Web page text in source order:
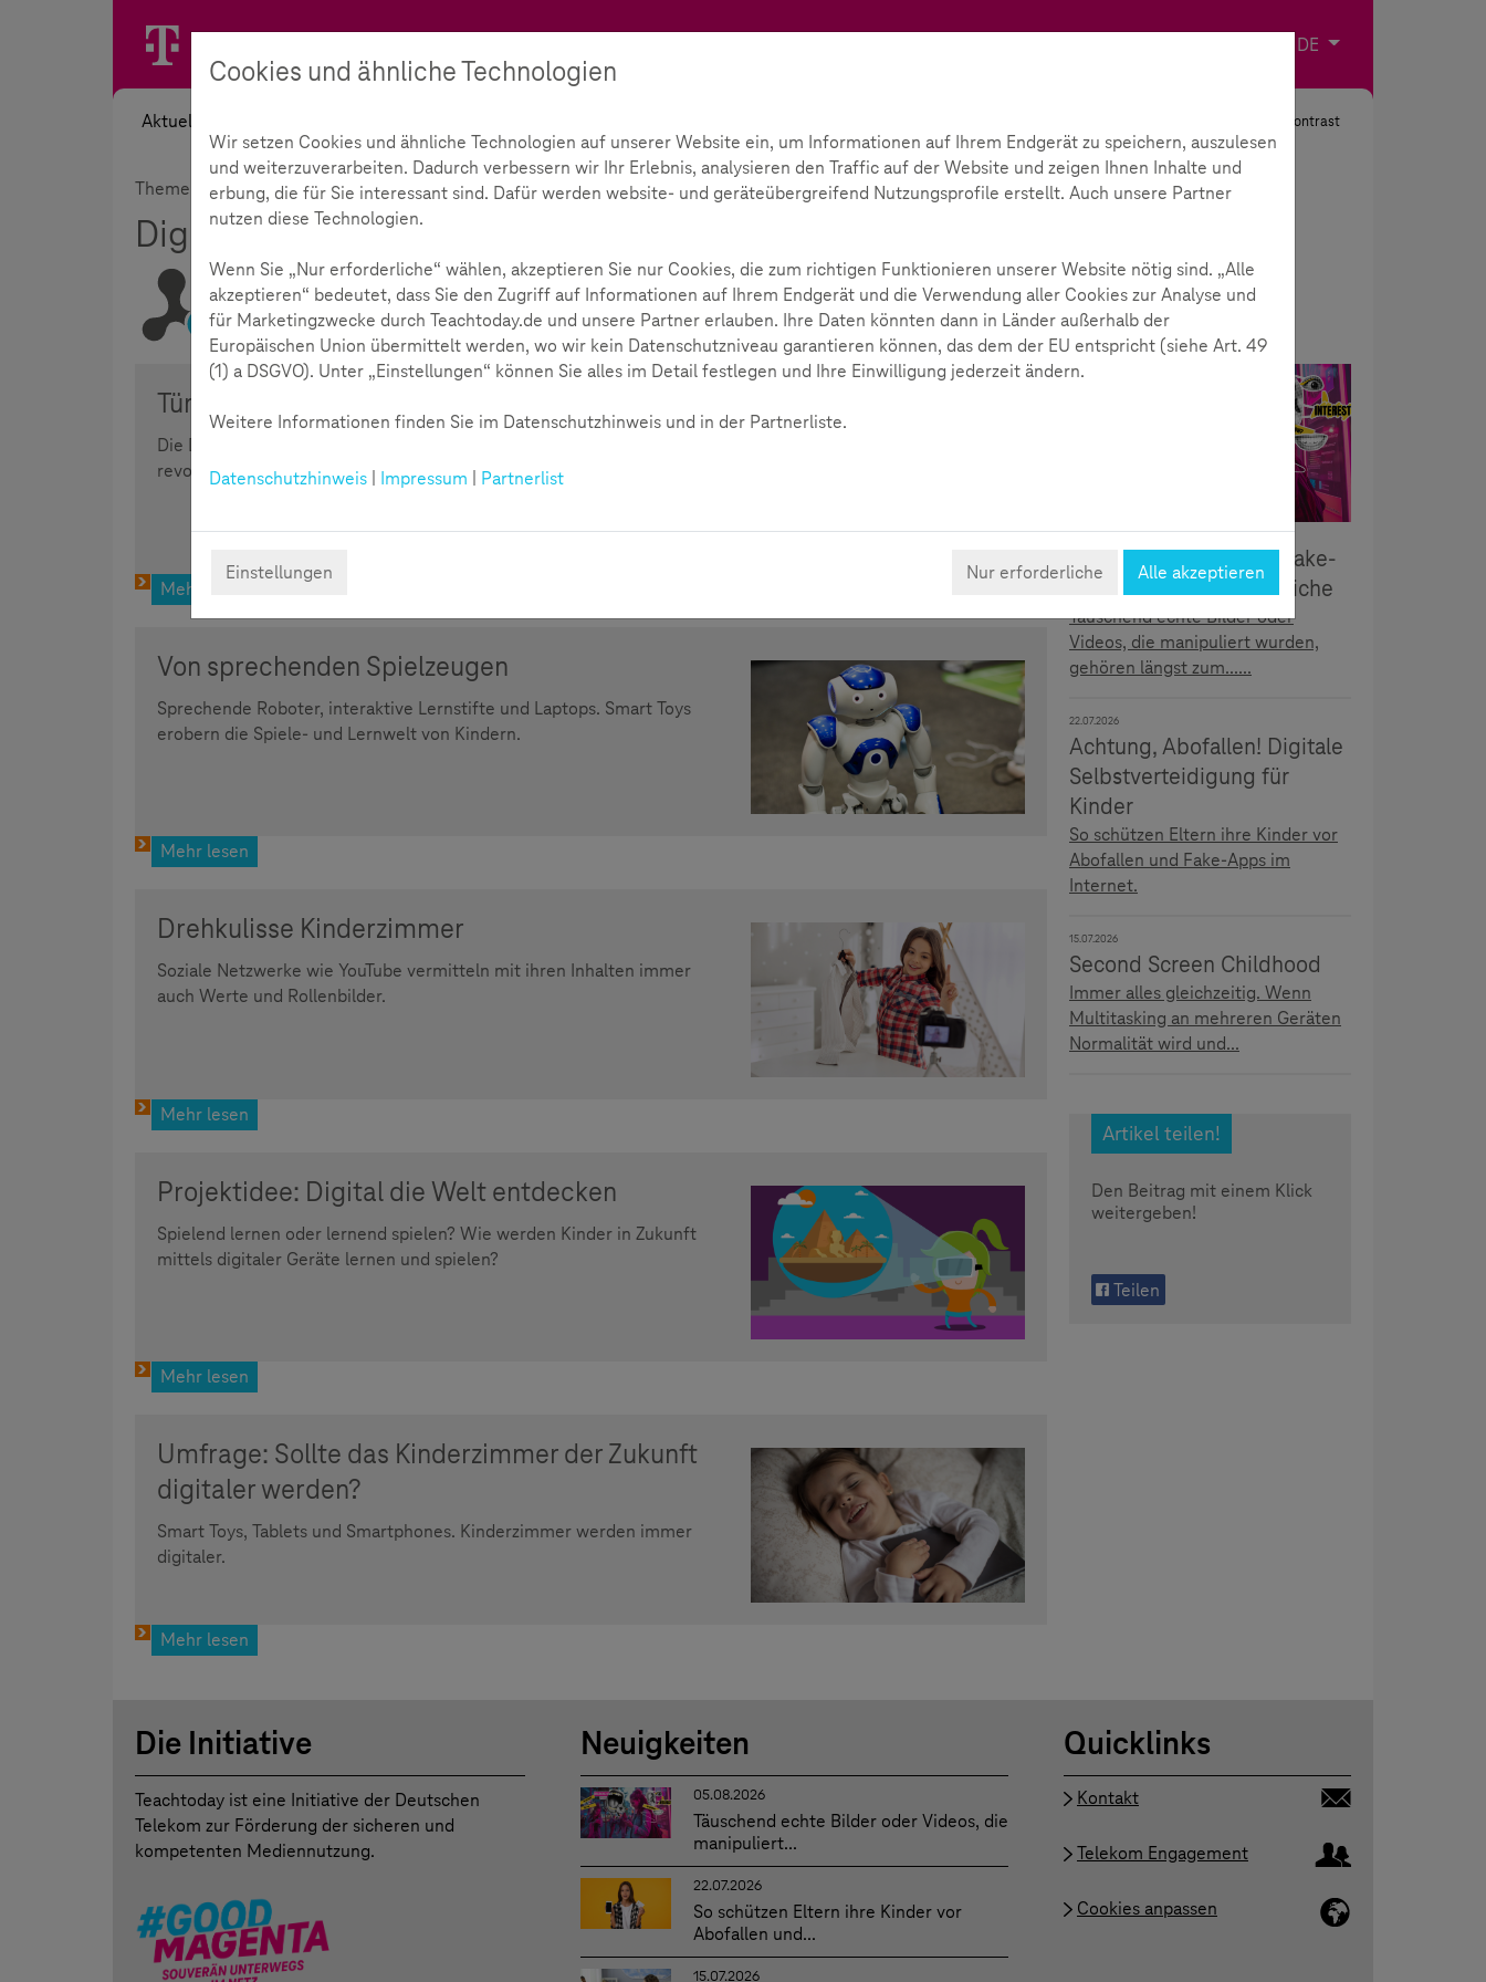
DE Sprache wählen
Aktuelles Kontrast
Themen Medienkompetenz Digitales Kinderzimmer
Digitales Kinderzimmer
Lesezeit:2Minuten
Tür zur digitalen Welt
Die Digitalisierung hat auch in den Kinderzimmern Einzug gefunden und
revolutioniert die Spiele-und Lernwelt.
Mehr lesen
Von sprechenden Spielzeugen
Sprechende Roboter, interaktive Lernstifte und Laptops. Smart Toys
erobern die Spiele- und Lernwelt von Kindern.
Mehr lesen
Drehkulisse Kinderzimmer
Soziale Netzwerke wie YouTube vermitteln mit ihren Inhalten immer
auch Werte und Rollenbilder.
Mehr lesen
Projektidee: Digital die Welt entdecken
Spielend lernen oder lernend spielen? Wie werden Kinder in Zukunft
mittels digitaler Geräte lernen und spielen?
Mehr lesen
Umfrage: Sollte das Kinderzimmer der Zukunft
digitaler werden?
Smart Toys, Tablets und Smartphones. Kinderzimmer werden immer
digitaler.
Mehr lesen
5.08.2026
Täuschend echt: Deepfake-
Erkennung für Jugendliche
Täuschend echte Bilder oder
Videos, die manipuliert wurden,
gehören längst zum......
22.07.2026
Achtung, Abofallen! Digitale
Selbstverteidigung für
Kinder
So schützen Eltern ihre Kinder vor
Abofallen und Fake-Apps im
Internet.
15.07.2026
Second Screen Childhood
Immer alles gleichzeitig. Wenn
Multitasking an mehreren Geräten
Normalität wird und...
Artikel teilen!
Den Beitrag mit einem Klick
weitergeben!
Teilen
Die Initiative
Teachtoday ist eine Initiative der Deutschen
Telekom zur Förderung der sicheren und
kompetenten Mediennutzung.
Neuigkeiten
05.08.2026
Täuschend echte Bilder oder Videos, die
manipuliert...
22.07.2026
So schützen Eltern ihre Kinder vor
Abofallen und...
15.07.2026
Quicklinks
Kontakt
Telekom Engagement
Cookies anpassen
Cookies und ähnliche Technologien
Wir setzen Cookies und ähnliche Technologien auf unserer Website ein, um Informationen auf Ihrem Endgerät zu speichern, auszulesen
und weiterzuverarbeiten. Dadurch verbessern wir Ihr Erlebnis, analysieren den Traffic auf der Website und zeigen Ihnen Inhalte und
erbung, die für Sie interessant sind. Dafür werden website- und geräteübergreifend Nutzungsprofile erstellt. Auch unsere Partner
nutzen diese Technologien.
Wenn Sie „Nur erforderliche“ wählen, akzeptieren Sie nur Cookies, die zum richtigen Funktionieren unserer Website nötig sind. „Alle
akzeptieren“ bedeutet, dass Sie den Zugriff auf Informationen auf Ihrem Endgerät und die Verwendung aller Cookies zur Analyse und
für Marketingzwecke durch Teachtoday.de und unsere Partner erlauben. Ihre Daten könnten dann in Länder außerhalb der
Europäischen Union übermittelt werden, wo wir kein Datenschutzniveau garantieren können, das dem der EU entspricht (siehe Art. 49
(1) a DSGVO). Unter „Einstellungen“ können Sie alles im Detail festlegen und Ihre Einwilligung jederzeit ändern.
Weitere Informationen finden Sie im Datenschutzhinweis und in der Partnerliste.
Datenschutzhinweis Impressum Partnerlist
Einstellungen Nur erforderliche Alle akzeptieren